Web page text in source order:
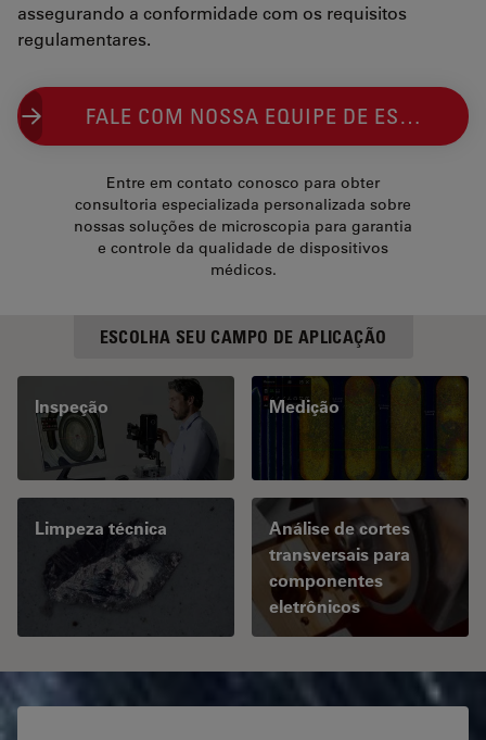
assegurando a conformidade com os requisitos
regulamentares.
FALE COM NOSSA EQUIPE DE ESPECIALISTAS EM IMAGEM
Entre em contato conosco para obter
consultoria especializada personalizada sobre
nossas soluções de microscopia para garantia
e controle da qualidade de dispositivos
médicos.
ESCOLHA SEU CAMPO DE APLICAÇÃO
Inspeção Medição
Limpeza técnica
Análise de cortes
transversais para
componentes
eletrônicos